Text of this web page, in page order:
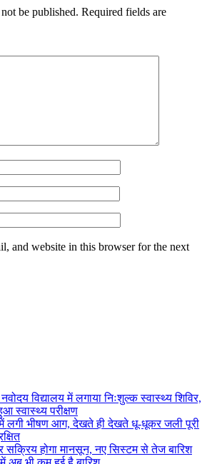
be published. Required fields are
and website in this browser for the next
विद्यालय में लगाया निःशुल्क स्वास्थ्य शिविर,
हुआ स्वास्थ्य परीक्षण
लगी भीषण आग, देखते ही देखते धू-धूकर जली पूरी
सक्रिय होगा मानसून, नए सिस्टम से तेज बारिश